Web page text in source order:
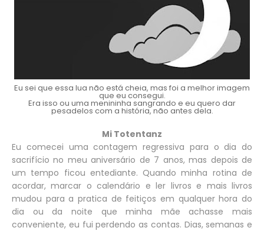
Eu sei que essa lua não está cheia, mas foi a melhor imagem
que eu consegui.
Era isso ou uma menininha sangrando e eu quero dar
pesadelos com a história, não antes dela.
Mi Totentanz
Eu comecei uma contagem regressiva para o dia do
sacrifício no meu aniversário de 7 anos, mas depois de
um tempo ficou entediante. Quando minha rotina de
acordar, marcar o calendário e ler livros e mais livros
mudou para a pratica de feitiços em qualquer hora do
dia ou da noite que minha mãe achasse mais
conveniente, eu fui perdendo as contas. Dias, semanas e